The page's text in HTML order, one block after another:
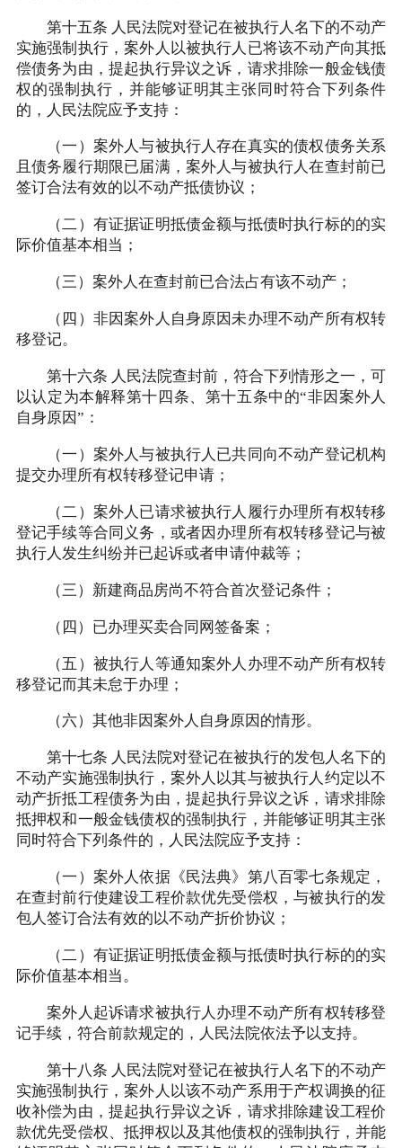
第十五条 人民法院对登记在被执行人名下的不动产
实施强制执行，案外人以被执行人已将该不动产向其抵
偿债务为由，提起执行异议之诉，请求排除一般金钱债
权的强制执行，并能够证明其主张同时符合下列条件
的，人民法院应予支持：
（一）案外人与被执行人存在真实的债权债务关系
且债务履行期限已届满，案外人与被执行人在查封前已
签订合法有效的以不动产抵债协议；
（二）有证据证明抵债金额与抵债时执行标的的实
际价值基本相当；
（三）案外人在查封前已合法占有该不动产；
（四）非因案外人自身原因未办理不动产所有权转
移登记。
第十六条 人民法院查封前，符合下列情形之一，可
以认定为本解释第十四条、第十五条中的“非因案外人
自身原因”：
（一）案外人与被执行人已共同向不动产登记机构
提交办理所有权转移登记申请；
（二）案外人已请求被执行人履行办理所有权转移
登记手续等合同义务，或者因办理所有权转移登记与被
执行人发生纠纷并已起诉或者申请仲裁等；
（三）新建商品房尚不符合首次登记条件；
（四）已办理买卖合同网签备案；
（五）被执行人等通知案外人办理不动产所有权转
移登记而其未怠于办理；
（六）其他非因案外人自身原因的情形。
第十七条 人民法院对登记在被执行的发包人名下的
不动产实施强制执行，案外人以其与被执行人约定以不
动产折抵工程债务为由，提起执行异议之诉，请求排除
抵押权和一般金钱债权的强制执行，并能够证明其主张
同时符合下列条件的，人民法院应予支持：
（一）案外人依据《民法典》第八百零七条规定，
在查封前行使建设工程价款优先受偿权，与被执行的发
包人签订合法有效的以不动产折价协议；
（二）有证据证明抵债金额与抵债时执行标的的实
际价值基本相当。
案外人起诉请求被执行人办理不动产所有权转移登
记手续，符合前款规定的，人民法院依法予以支持。
第十八条 人民法院对登记在被执行人名下的不动产
实施强制执行，案外人以该不动产系用于产权调换的征
收补偿为由，提起执行异议之诉，请求排除建设工程价
款优先受偿权、抵押权以及其他债权的强制执行，并能